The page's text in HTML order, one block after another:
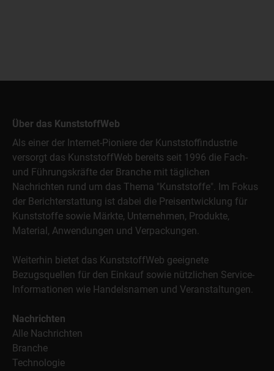
Über das KunststoffWeb
Als einer der Internet-Pioniere der Kunststoffindustrie
versorgt das KunststoffWeb bereits seit 1996 die Fach-
und Führungskräfte der Branche mit täglichen
Nachrichten rund um das Thema "Kunststoffe". Im Fokus
der Berichterstattung ist dabei die Preisentwicklung für
Kunststoffe sowie Märkte, Unternehmen, Produkte,
Material, Anwendungen und Verpackungen.
Weiterhin bietet das KunststoffWeb geeignete
Bezugsquellen für den Einkauf sowie nützlichen Service-
Informationen wie Handelsnamen und Veranstaltungen.
Nachrichten
Alle Nachrichten
Branche
Technologie